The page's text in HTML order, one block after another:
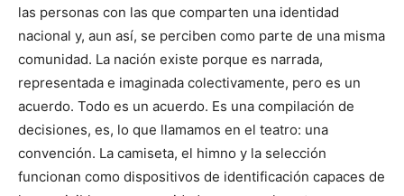
las personas con las que comparten una identidad
nacional y, aun así, se perciben como parte de una misma
comunidad. La nación existe porque es narrada,
representada e imaginada colectivamente, pero es un
acuerdo. Todo es un acuerdo. Es una compilación de
decisiones, es, lo que llamamos en el teatro: una
convención. La camiseta, el himno y la selección
funcionan como dispositivos de identificación capaces de